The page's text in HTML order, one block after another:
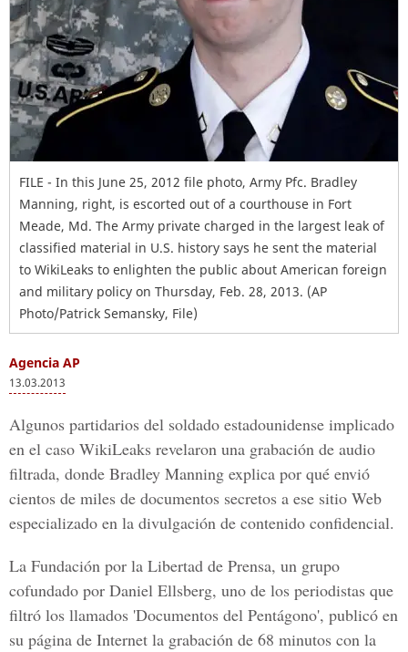
FILE - In this June 25, 2012 file photo, Army Pfc. Bradley
Manning, right, is escorted out of a courthouse in Fort
Meade, Md. The Army private charged in the largest leak of
classified material in U.S. history says he sent the material
to WikiLeaks to enlighten the public about American foreign
and military policy on Thursday, Feb. 28, 2013. (AP
Photo/Patrick Semansky, File)
Agencia AP
13.03.2013
Algunos partidarios del soldado estadounidense implicado
en el caso WikiLeaks revelaron una grabación de audio
filtrada, donde Bradley Manning explica por qué envió
cientos de miles de documentos secretos a ese sitio Web
especializado en la divulgación de contenido confidencial.
La Fundación por la Libertad de Prensa, un grupo
cofundado por Daniel Ellsberg, uno de los periodistas que
filtró los llamados 'Documentos del Pentágono', publicó en
su página de Internet la grabación de 68 minutos con la